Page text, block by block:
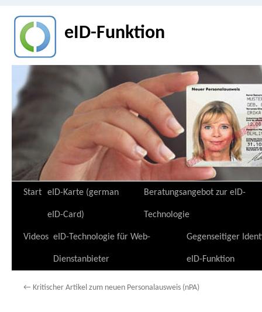
eID-Funktion
Zum
springen
Start eID-Karte (german
eID-Card)
Beratungsangebot zur eID-
Technologie
Videos eID-Technologie für Web-
Dienstanbieter
Gegenseitiger
eID-Funktion
← Kritischer Artikel zum neuen Personalausweis (nPA)